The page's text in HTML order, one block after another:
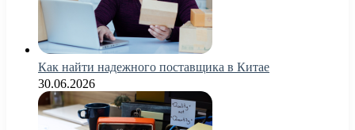
Как найти надежного поставщика в Китае
30.06.2026